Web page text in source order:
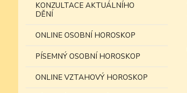
KONZULTACE AKTUÁLNÍHO
DĚNÍ
ONLINE OSOBNÍ HOROSKOP
PÍSEMNÝ OSOBNÍ HOROSKOP
ONLINE VZTAHOVÝ HOROSKOP